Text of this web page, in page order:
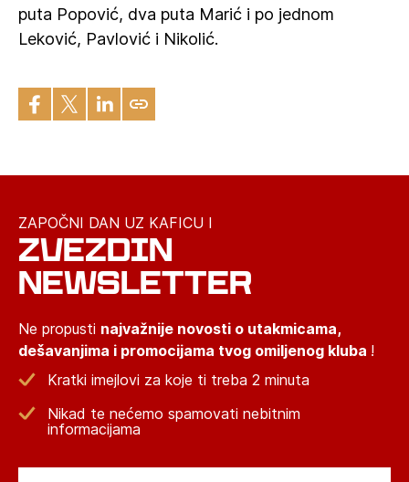
puta Popović, dva puta Marić i po jednom
Leković, Pavlović i Nikolić.
ZAPOČNI DAN UZ KAFICU I
ZVEZDIN
NEWSLETTER
Ne propusti najvažnije novosti o utakmicama,
dešavanjima i promocijama tvog omiljenog kluba !
Kratki imejlovi za koje ti treba 2 minuta
Nikad te nećemo spamovati nebitnim
informacijama